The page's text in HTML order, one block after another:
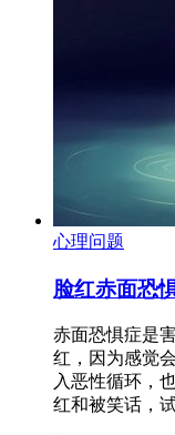
心理问题
脸红赤面恐
赤面恐惧症是
红，因为感觉
入恶性循环，
红和被笑话，